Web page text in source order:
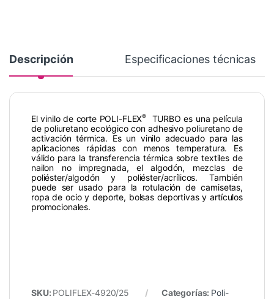
Descripción Especificaciones técnicas
El vinilo de corte POLI-FLEX®
TURBO es una película
de poliuretano ecológico con adhesivo poliuretano de
activación térmica. Es un vinilo adecuado para las
aplicaciones rápidas con menos temperatura. Es
válido para la transferencia térmica sobre textiles de
nailon no impregnada, el algodón, mezclas de
poliéster/algodón y poliéster/acrílicos. También
puede ser usado para la rotulación de camisetas,
ropa de ocio y deporte, bolsas deportivas y artículos
promocionales.
SKU: POLIFLEX-4920/25 Categorías: Poli-